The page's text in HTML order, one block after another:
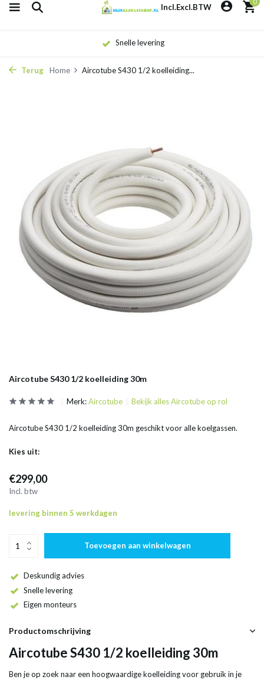
Incl.Excl.BTW
Snelle levering
Terug Home Aircotube S430 1/2 koelleiding...
Aircotube S430 1/2 koelleiding 30m
Merk:Aircotube Bekijk alles Aircotube op rol
Aircotube S430 1/2 koelleiding 30m geschikt voor alle koelgassen.
Kies uit:
€299,00
Incl. btw
levering binnen 5 werkdagen
Toevoegen aan winkelwagen
Deskundig advies
Snelle levering
Eigen monteurs
Productomschrijving
Aircotube S430 1/2 koelleiding 30m
Ben je op zoek naar een hoogwaardige koelleiding voor gebruik in je